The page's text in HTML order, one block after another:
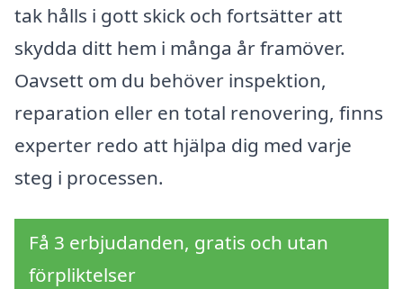
tak hålls i gott skick och fortsätter att
skydda ditt hem i många år framöver.
Oavsett om du behöver inspektion,
reparation eller en total renovering, finns
experter redo att hjälpa dig med varje
steg i processen.
Få 3 erbjudanden, gratis och utan
förpliktelser